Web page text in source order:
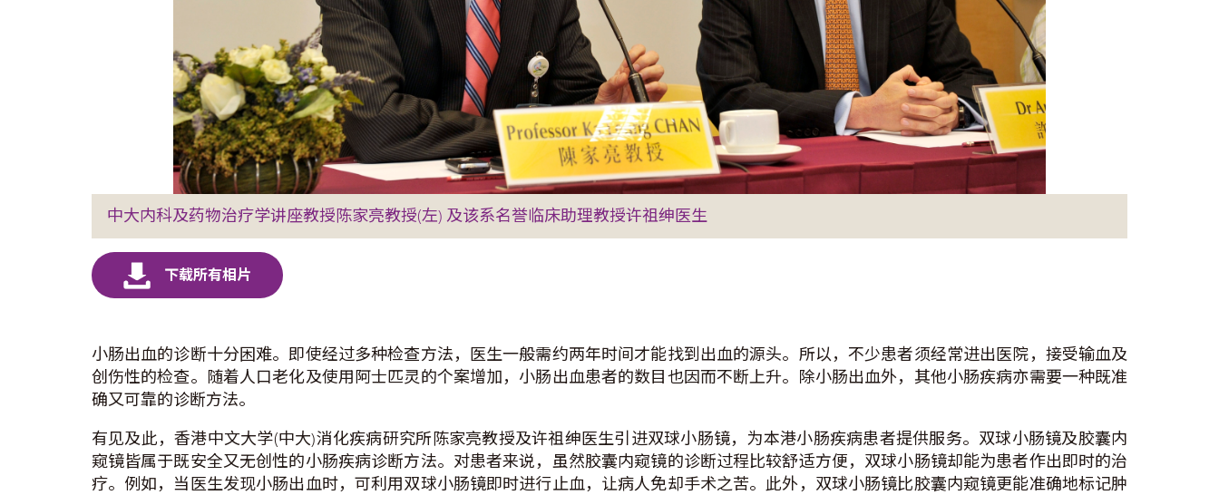
中大内科及药物治疗学讲座教授陈家亮教授(左) 及该系名誉临床助理教授许祖绅医生
小肠出血的诊断十分困难。即使经过多种检查方法，医生一般需约两年时间才能找到出血的源头。所以，不少患者须经常进出医院，接受输血及
创伤性的检查。随着人口老化及使用阿士匹灵的个案增加，小肠出血患者的数目也因而不断上升。除小肠出血外，其他小肠疾病亦需要一种既准
确又可靠的诊断方法。
有见及此，香港中文大学(中大)消化疾病研究所陈家亮教授及许祖绅医生引进双球小肠镜，为本港小肠疾病患者提供服务。双球小肠镜及胶囊内
窥镜皆属于既安全又无创性的小肠疾病诊断方法。对患者来说，虽然胶囊内窥镜的诊断过程比较舒适方便，双球小肠镜却能为患者作出即时的治
疗。例如，当医生发现小肠出血时，可利用双球小肠镜即时进行止血，让病人免却手术之苦。此外，双球小肠镜比胶囊内窥镜更能准确地标记肿